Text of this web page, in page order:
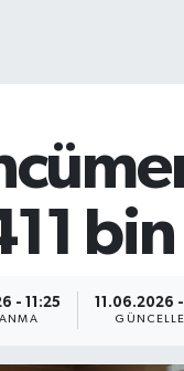
bin
- 11:25 11.06.2026 -